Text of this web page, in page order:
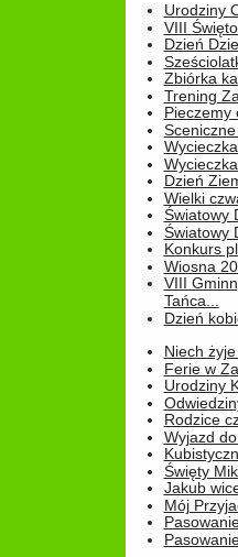
Urodziny
VIII
Dzień
Zbiórka
Trening
Pieczemy
Dzień
Wielki
Światowy
Światowy
Konkurs
Wiosna
VIII
Tańca...
Dzień
Niech
Ferie w
Urodziny
Rodzice
Wyjazd
Święty
Jakub
Mój